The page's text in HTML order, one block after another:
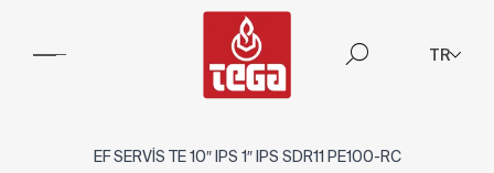
TR
EF SERVİS TE 10″ IPS 1″ IPS SDR11 PE100-RC